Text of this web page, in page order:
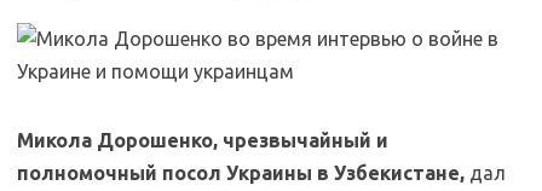
Микола Дорошенко, чрезвычайный и
полномочный посол Украины в Узбекистане, дал